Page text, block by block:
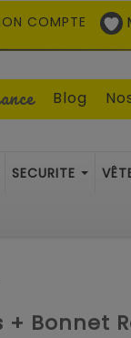
COMPTE
Blog
SECURITE
Bonnet